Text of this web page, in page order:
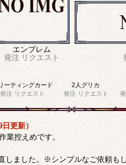
エンブレム
発注 リクエスト
ーティングカード
発注 リクエスト
2人グリカ
発注 リクエスト
更新）
業控えめです。
しました。※シンプルなご依頼も